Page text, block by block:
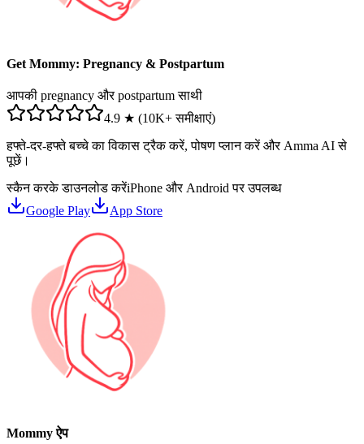
Get Mommy: Pregnancy & Postpartum
आपकी pregnancy और postpartum साथी
4.9 ★ (10K+ समीक्षाएं)
हफ्ते-दर-हफ्ते बच्चे का विकास ट्रैक करें, पोषण प्लान करें और Amma AI से
पूछें।
स्कैन करके डाउनलोड करेंiPhone और Android पर उपलब्ध
Google Play
App Store
Mommy ऐप